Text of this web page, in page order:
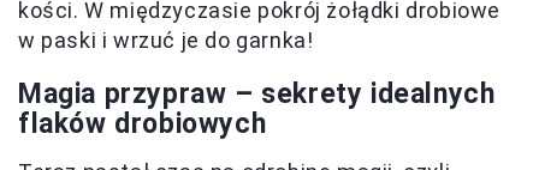
kości. W międzyczasie pokrój żołądki drobiowe
w paski i wrzuć je do garnka!
Magia przypraw – sekrety idealnych
flaków drobiowych